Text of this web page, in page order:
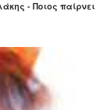
- Ποιος παίρνει